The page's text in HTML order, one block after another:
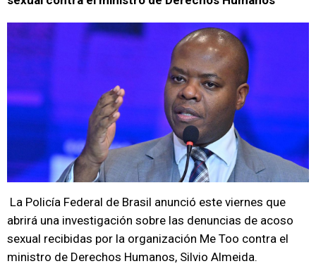
La Policía Federal de Brasil anunció este viernes que
abrirá una investigación sobre las denuncias de acoso
sexual recibidas por la organización Me Too contra el
ministro de Derechos Humanos, Silvio Almeida.